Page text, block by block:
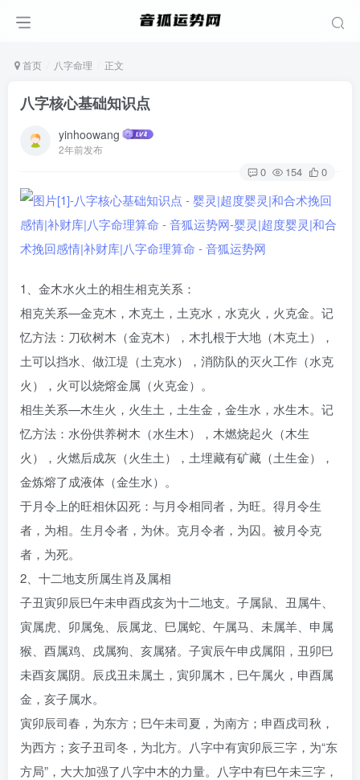
首页 八字命理 正文
八字核心基础知识点
yinhoowang
2年前发布
0 154 0
1、金木水火土的相生相克关系：
相克关系—金克木，木克土，土克水，水克火，火克金。记
忆方法：刀砍树木（金克木），木扎根于大地（木克土），
土可以挡水、做江堤（土克水），消防队的灭火工作（水克
火），火可以烧熔金属（火克金）。
相生关系—木生火，火生土，土生金，金生水，水生木。记
忆方法：水份供养树木（水生木），木燃烧起火（木生
火），火燃后成灰（火生土），土埋藏有矿藏（土生金），
金炼熔了成液体（金生水）。
于月令上的旺相休囚死：与月令相同者，为旺。得月令生
者，为相。生月令者，为休。克月令者，为囚。被月令克
者，为死。
2、十二地支所属生肖及属相
子丑寅卯辰巳午未申酉戌亥为十二地支。子属鼠、丑属牛、
寅属虎、卯属兔、辰属龙、巳属蛇、午属马、未属羊、申属
猴、酉属鸡、戌属狗、亥属猪。子寅辰午申戌属阳，丑卯巳
未酉亥属阴。辰戌丑未属土，寅卯属木，巳午属火，申酉属
金，亥子属水。
寅卯辰司春，为东方；巳午未司夏，为南方；申酉戌司秋，
为西方；亥子丑司冬，为北方。八字中有寅卯辰三字，为“东
方局”，大大加强了八字中木的力量。八字中有巳午未三字，